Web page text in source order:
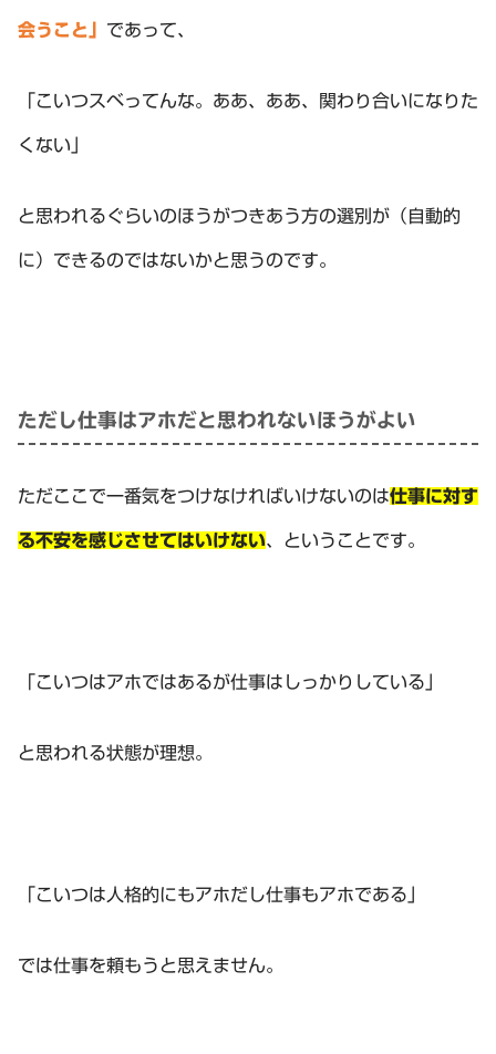
会うこと」 であって、
「こいつスベってんな。ああ、ああ、関わり合いになりた
くない」
と思われるぐらいのほうがつきあう方の選別が（自動的
に）できるのではないかと思うのです。
ただし仕事はアホだと思われないほうがよい
ただここで一番気をつけなければいけないのは仕事に対す
る不安を感じさせてはいけない、ということです。
「こいつはアホではあるが仕事はしっかりしている」
と思われる状態が理想。
「こいつは人格的にもアホだし仕事もアホである」
では仕事を頼もうと思えません。